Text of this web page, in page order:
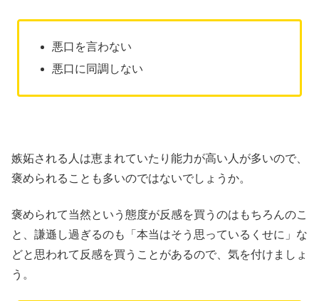
悪口を言わない
悪口に同調しない
嫉妬される人は恵まれていたり能力が高い人が多いので、
褒められることも多いのではないでしょうか。
褒められて当然という態度が反感を買うのはもちろんのこ
と、謙遜し過ぎるのも「本当はそう思っているくせに」な
どと思われて反感を買うことがあるので、気を付けましょ
う。